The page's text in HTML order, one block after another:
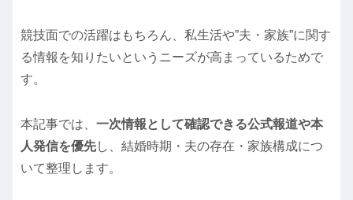
競技面での活躍はもちろん、私生活や”夫・家族”に関す
る情報を知りたいというニーズが高まっているためで
す。
本記事では、 一次情報として確認できる公式報道や本
人発信を優先し、結婚時期・夫の存在・家族構成につ
いて整理します。